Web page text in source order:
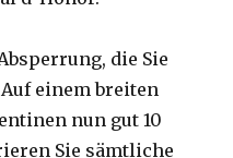
die Sie
einem breiten
nun gut 10
Sie sämtliche